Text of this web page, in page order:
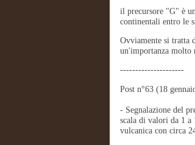
il precursore "G" è
continentali entro le
Ovviamente si tratta
un'importanza molto
---------------------
Post n°63 (18
- Segnalazione del
scala di valori da 1 a
vulcanica con circa